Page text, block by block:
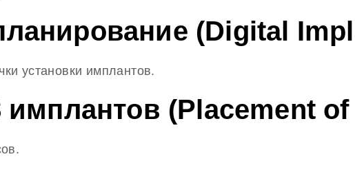
(Digital
установки имплантов.
имплантов (Placement